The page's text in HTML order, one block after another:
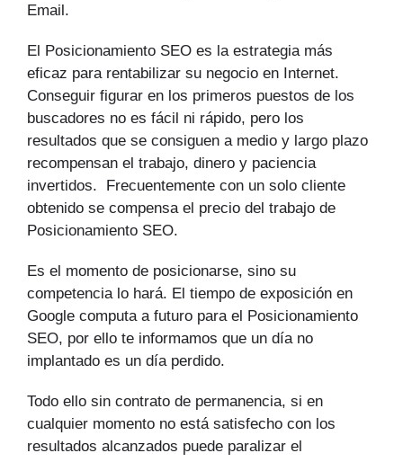
Email.
El Posicionamiento SEO es la estrategia más
eficaz para rentabilizar su negocio en Internet.
Conseguir figurar en los primeros puestos de los
buscadores no es fácil ni rápido, pero los
resultados que se consiguen a medio y largo plazo
recompensan el trabajo, dinero y paciencia
invertidos. Frecuentemente con un solo cliente
obtenido se compensa el precio del trabajo de
Posicionamiento SEO.
Es el momento de posicionarse, sino su
competencia lo hará. El tiempo de exposición en
Google computa a futuro para el Posicionamiento
SEO, por ello te informamos que un día no
implantado es un día perdido.
Todo ello sin contrato de permanencia, si en
cualquier momento no está satisfecho con los
resultados alcanzados puede paralizar el